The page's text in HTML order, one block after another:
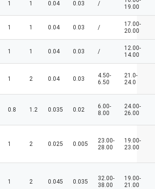
1 1 0.04 0.03 /
19.00
1 1 0.04 0.03 /
17.00-
20.00
1 1 0.04 0.03 /
12.00-
14.00
1 2 0.04 0.03
4.50-
6.50
21.0-
24.0
0.8 1.2 0.035 0.02
6.00-
8.00
24.00-
26.00
1 2 0.025 0.005
23.00-
28.00
19.00-
23.00
1 2 0.045 0.035
32.00-
38.00
19.00-
21.00